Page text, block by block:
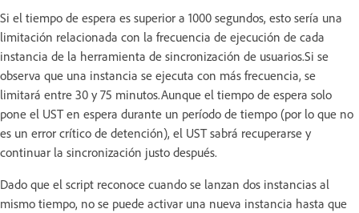
Si el tiempo de espera es superior a 1000 segundos, esto sería una
limitación relacionada con la frecuencia de ejecución de cada
instancia de la herramienta de sincronización de usuarios.Si se
observa que una instancia se ejecuta con más frecuencia, se
limitará entre 30 y 75 minutos.Aunque el tiempo de espera solo
pone el UST en espera durante un período de tiempo (por lo que no
es un error crítico de detención), el UST sabrá recuperarse y
continuar la sincronización justo después.
Dado que el script reconoce cuando se lanzan dos instancias al
mismo tiempo, no se puede activar una nueva instancia hasta que